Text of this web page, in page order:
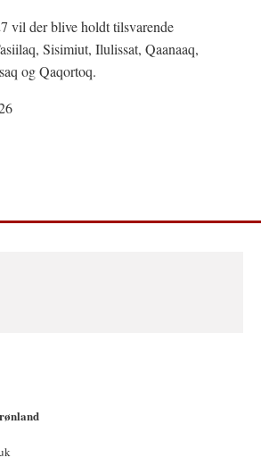
vil der blive holdt tilsvarende
Sisimiut, Ilulissat, Qaanaaq,
og Qaqortoq.